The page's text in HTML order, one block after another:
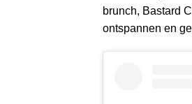
brunch, Bastard
ontspannen en